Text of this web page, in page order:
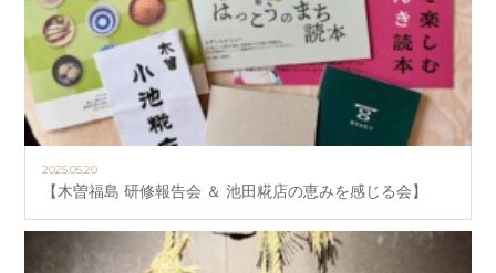
2025.05.20
【木曽福島 研修報告会 ＆ 池田糀店の恵みを感じる会】